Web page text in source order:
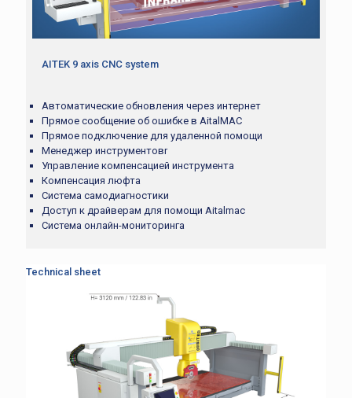
AITEK 9 axis CNC system
Автоматические обновления через интернет
Прямое сообщение об ошибке в AitalMAC
Прямое подключение для удаленной помощи
Менеджер инструментовr
Управление компенсацией инструмента
Компенсация люфта
Система самодиагностики
Доступ к драйверам для помощи Aitalmac
Система онлайн-мониторинга
Technical sheet